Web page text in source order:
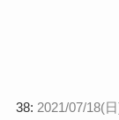
38: 2021/07/18(